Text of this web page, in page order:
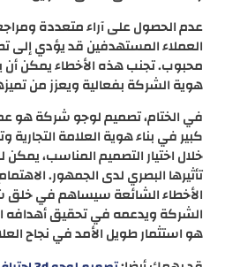
عدم الحصول على آراء متعددة
العملاء المستهدفين قد يؤدي إلى
محبوب. تجنب هذه الأخطاء يمكن
هوية الشركة بفعالية ويعزز من
في الختام، تصميم لوجو شركة هو
كبير في بناء هوية العلامة
خلال اختيار التصميم المناسب، يمكن
تأثيرها البصري لدى الجمهور.
الأخطاء الشائعة سيساهم في خلق
الشركة ويدعمه في تحقيق أهدافه
هو استثمار طويل الأمد في نجاح